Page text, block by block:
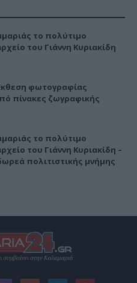
το πολύτιμο
του Γιάννη Κυριακίδη
φωτογραφίας
πίνακες ζωγραφικής
το πολύτιμο
του Γιάννη Κυριακίδη –
πολιτιστικής μνήμης